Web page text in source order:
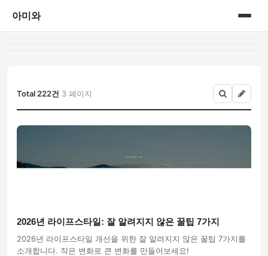
아미와
Total 222건 3 페이지
2026년 라이프스타일: 잘 알려지지 않은 꿀팁 7가지
2026년 라이프스타일 개선을 위한 잘 알려지지 않은 꿀팁 7가지를
소개합니다. 작은 변화로 큰 변화를 만들어보세요!